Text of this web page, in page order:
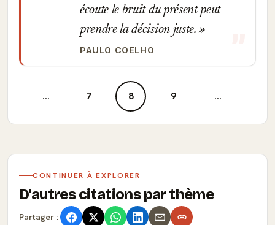
écoute le bruit du présent peut
prendre la décision juste.
PAULO COELHO
... 7 8 9 ...
CONTINUER À EXPLORER
D'autres citations par thème
Partager :